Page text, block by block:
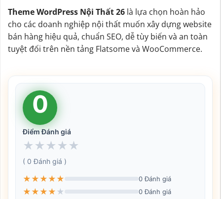
Theme WordPress Nội Thất 26 là lựa chọn hoàn hảo
cho các doanh nghiệp nội thất muốn xây dựng website
bán hàng hiệu quả, chuẩn SEO, dễ tùy biến và an toàn
tuyệt đối trên nền tảng Flatsome và WooCommerce.
0
Điểm Đánh giá
★ ★ ★ ★ ★
( 0 Đánh giá )
★ ★ ★ ★ ★ 0 Đánh giá
★ ★ ★ ★ ★ 0 Đánh giá